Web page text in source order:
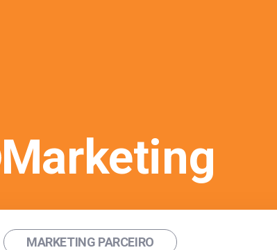
Marketing
MARKETING PARCEIRO